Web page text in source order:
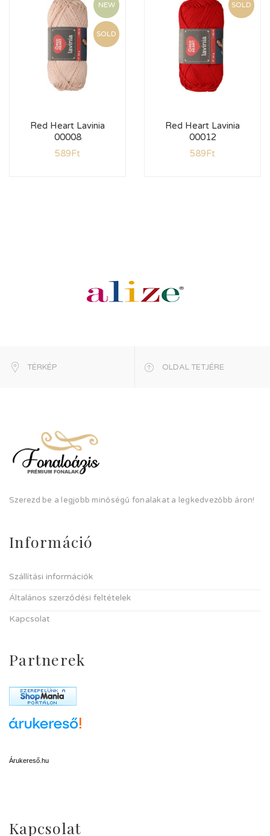
NEW
SOLD
Red Heart Lavinia
00008
589Ft
SOLD
Red Heart Lavinia
00012
589Ft
TÉRKÉP OLDAL TETJÉRE
Szerezd be a legjobb minőségű fonalakat a legkedvezőbb áron!
Információ
Szállítási információk
Általános szerződési feltételek
Kapcsolat
Partnerek
Árukereső.hu
Kapcsolat